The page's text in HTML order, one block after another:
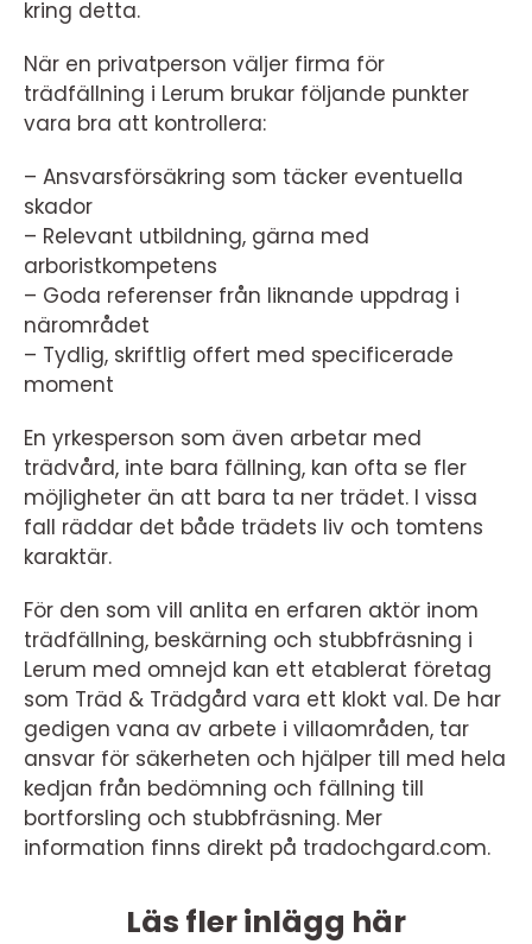
kring detta.
När en privatperson väljer firma för
trädfällning i Lerum brukar följande punkter
vara bra att kontrollera:
– Ansvarsförsäkring som täcker eventuella
skador
– Relevant utbildning, gärna med
arboristkompetens
– Goda referenser från liknande uppdrag i
närområdet
– Tydlig, skriftlig offert med specificerade
moment
En yrkesperson som även arbetar med
trädvård, inte bara fällning, kan ofta se fler
möjligheter än att bara ta ner trädet. I vissa
fall räddar det både trädets liv och tomtens
karaktär.
För den som vill anlita en erfaren aktör inom
trädfällning, beskärning och stubbfräsning i
Lerum med omnejd kan ett etablerat företag
som Träd & Trädgård vara ett klokt val. De har
gedigen vana av arbete i villaområden, tar
ansvar för säkerheten och hjälper till med hela
kedjan från bedömning och fällning till
bortforsling och stubbfräsning. Mer
information finns direkt på tradochgard.com.
Läs fler inlägg här